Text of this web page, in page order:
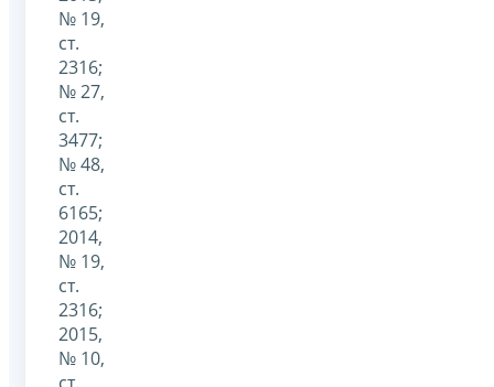
№ 19,
ст.
2316;
№ 27,
ст.
3477;
№ 48,
ст.
6165;
2014,
№ 19,
ст.
2316;
2015,
№ 10,
ст.